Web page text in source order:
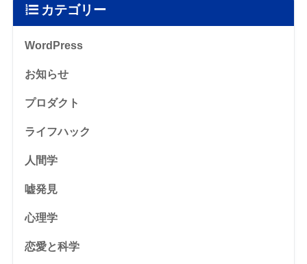
カテゴリー
WordPress
お知らせ
プロダクト
ライフハック
人間学
嘘発見
心理学
恋愛と科学